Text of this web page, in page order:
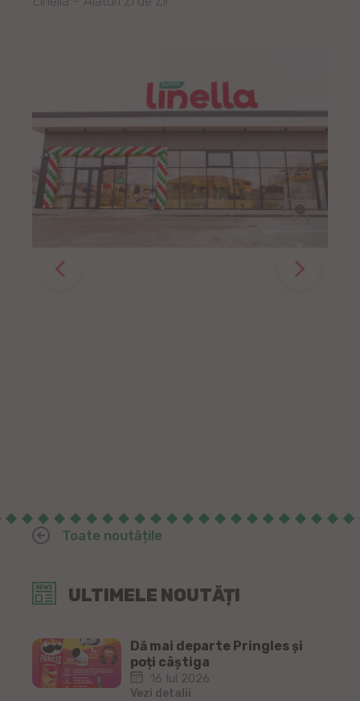
ULTIMELE NOUTĂȚI
Dă mai departe Pringles și
poți câștiga
16 Iul 2026
Vezi detalii
Toate noutățile